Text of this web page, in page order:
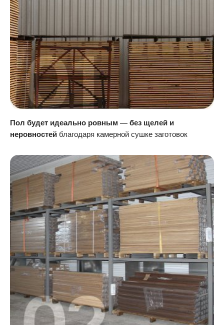
Пол будет идеально ровным — без щелей и
неровностей благодаря камерной сушке заготовок